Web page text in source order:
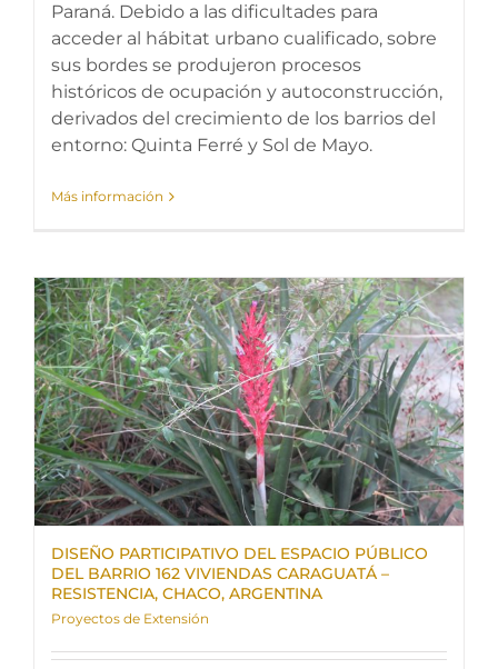
Paraná. Debido a las dificultades para
acceder al hábitat urbano cualificado, sobre
sus bordes se produjeron procesos
históricos de ocupación y autoconstrucción,
derivados del crecimiento de los barrios del
entorno: Quinta Ferré y Sol de Mayo.
Más información
DISEÑO PARTICIPATIVO DEL ESPACIO PÚBLICO
DEL BARRIO 162 VIVIENDAS CARAGUATÁ –
RESISTENCIA, CHACO, ARGENTINA
Proyectos de Extensión